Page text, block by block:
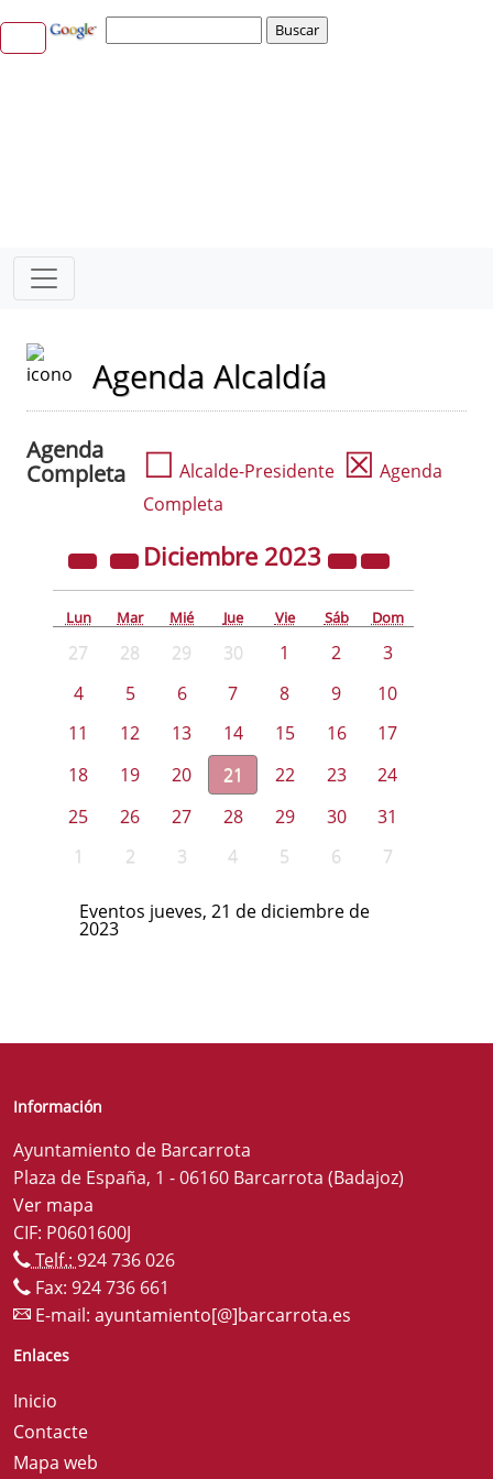
Agenda Alcaldía
Agenda
Completa
☐ Alcalde-Presidente ☒ Agenda
Completa
Diciembre 2023
Lun Mar Mié Jue Vie Sáb Dom
27 28 29 30 1 2
3
4
5 6 7 8 9
10
11
12 13 14 15 16
17
18
19 20 21 22 23
24
25
26 27 28 29 30
31
1
2 3 4 5 6 7
Eventos jueves, 21 de diciembre de
2023
Información
Ayuntamiento de Barcarrota
Plaza de España, 1 - 06160 Barcarrota (Badajoz)
Ver mapa
CIF: P0601600J
Telf.: 924 736 026
Fax: 924 736 661
E-mail: ayuntamiento[@]barcarrota.es
Enlaces
Inicio
Contacte
Mapa web